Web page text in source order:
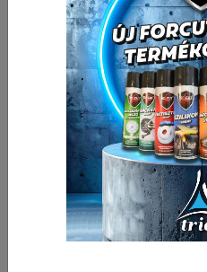
tisztításához
• Acél, végén 45°-ig hajlított, 1
fogott szálak
336,22 Ft
427,00 Ft
Vissza a kategóriába: Drótkefe
+ db